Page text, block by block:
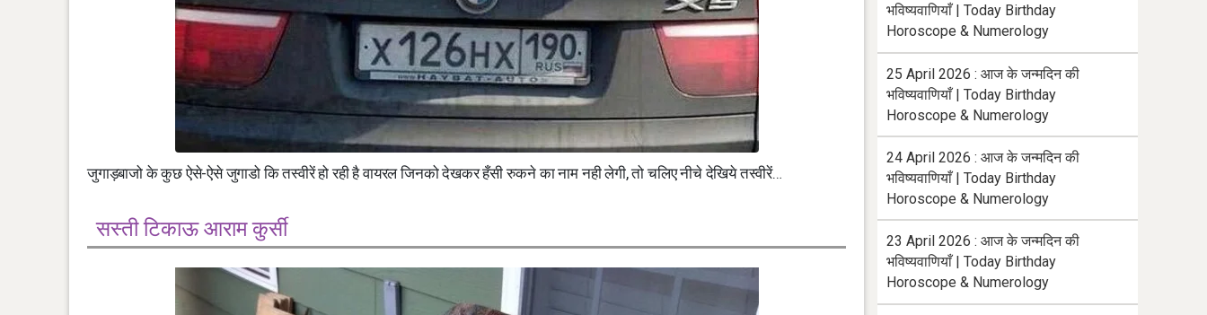
जुगाड़बाजो के कुछ ऐसे-ऐसे जुगाडो कि तस्वीरें हो रही है वायरल जिनको देखकर हँसी रुकने का नाम नही लेगी, तो चलिए नीचे देखिये तस्वीरें…
सस्ती टिकाऊ आराम कुर्सी
भविष्यवाणियाँ | Today Birthday
Horoscope & Numerology
25 April 2026 : आज के जन्मदिन की
भविष्यवाणियाँ | Today Birthday
Horoscope & Numerology
24 April 2026 : आज के जन्मदिन की
भविष्यवाणियाँ | Today Birthday
Horoscope & Numerology
23 April 2026 : आज के जन्मदिन की
भविष्यवाणियाँ | Today Birthday
Horoscope & Numerology